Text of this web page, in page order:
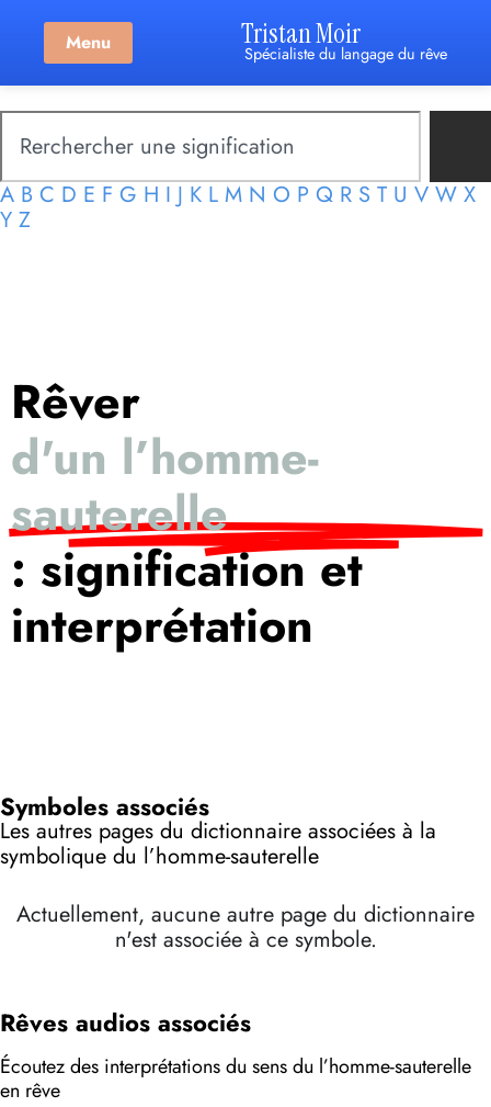
Menu Tristan Moir
Spécialiste du langage du rêve
A B C D E F G H I J K L M N O P Q R S T U V W X
Y Z
Rêver
d'un l’homme-
sauterelle
: signification et
interprétation
Symboles associés
Les autres pages du dictionnaire associées à la
symbolique du l’homme-sauterelle
Actuellement, aucune autre page du dictionnaire
n'est associée à ce symbole.
Rêves audios associés
Écoutez des interprétations du sens du l’homme-sauterelle
en rêve